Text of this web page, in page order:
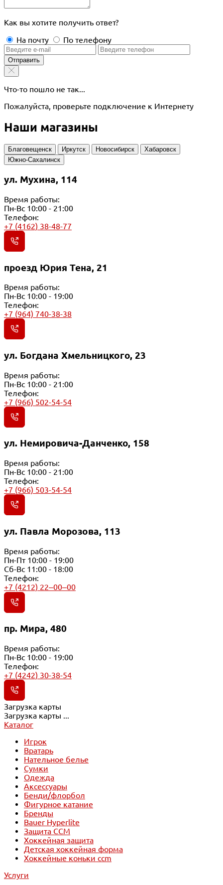
Как вы хотите получить ответ?
На почту
По телефону
Отправить
Что-то пошло не так...
Пожалуйста, проверьте подключение к Интернету
Наши магазины
Благовещенск Иркутск Новосибирск
Хабаровск
Южно-Сахалинск
ул. Мухина, 114
Время работы:
Пн-Вс 10:00 - 21:00
Телефон:
+7 (4162) 38-48-77
проезд Юрия Тена, 21
Время работы:
Пн-Вс 10:00 - 19:00
Телефон:
+7 (964) 740-38-38
ул. Богдана Хмельницкого, 23
Время работы:
Пн-Вс 10:00 - 21:00
Телефон:
+7 (966) 502-54-54
ул. Немировича-Данченко, 158
Время работы:
Пн-Вс 10:00 - 21:00
Телефон:
+7 (966) 503-54-54
ул. Павла Морозова, 113
Время работы:
Пн-Пт 10:00 - 19:00
Сб-Вс 11:00 - 18:00
Телефон:
+7 (4212) 22‒00‒00
пр. Мира, 480
Время работы:
Пн-Вс 10:00 - 19:00
Телефон:
+7 (4242) 30-38-54
Загрузка карты
Загрузка карты ...
Каталог
Игрок
Вратарь
Нательное белье
Сумки
Одежда
Аксессуары
Бенди/флорбол
Фигурное катание
Бренды
Bauer Hyperlite
Защита CCM
Хоккейная защита
Детская хоккейная форма
Хоккейные коньки ccm
Услуги